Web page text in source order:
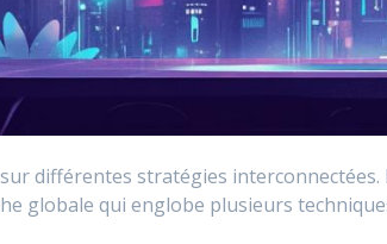
différentes stratégies
globale qui englobe plusieurs